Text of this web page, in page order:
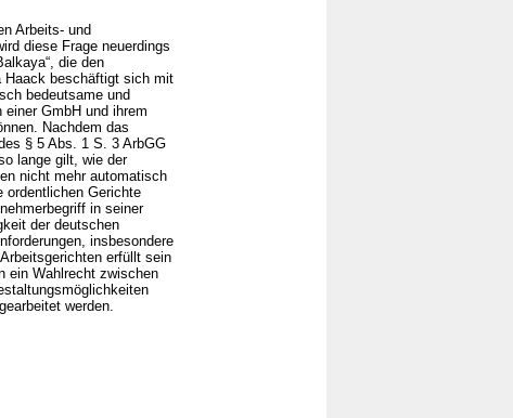
Arbeits- und
diese Frage neuerdings
die den
Haack beschäftigt sich mit
bedeutsame und
GmbH und ihrem
Nachdem das
§ 5 Abs. 1 S. 3 ArbGG
lange gilt, wie der
nicht mehr automatisch
ordentlichen Gerichte
in seiner
der deutschen
insbesondere
erfüllt sein
ein Wahlrecht zwischen
werden.